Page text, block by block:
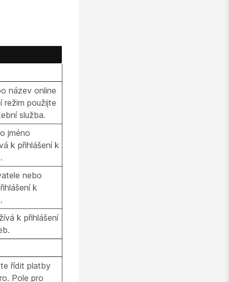
název online
režim použijte
služba.
jméno
k přihlášení k
nebo
k
k přihlášení
řídit platby
Pole pro